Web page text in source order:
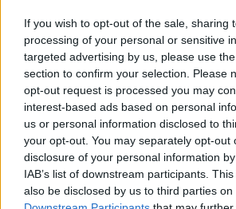
If you wish to opt-out of the sale, sharing
processing of your personal or sensitive
targeted advertising by us, please use
section to confirm your selection. Please
opt-out request is processed you may
interest-based ads based on personal
us or personal information disclosed to
your opt-out. You may separately opt-out
disclosure of your personal information
IAB’s list of downstream participants.
also be disclosed by us to third parties on
Official website
Οι πόρτες ανοίγουν στις 20.00
Ώρα Έναρξης: 21.30
Όλες οι θέσεις είναι καθήμενων.
Τιμές Εισιτηρίων:
Προπώληση: 20€ | Θέσεις χωρίς
(περιορισμένες)